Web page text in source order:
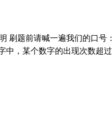
刷题前请喊一遍我们的口
中，某个数字的出现次数超